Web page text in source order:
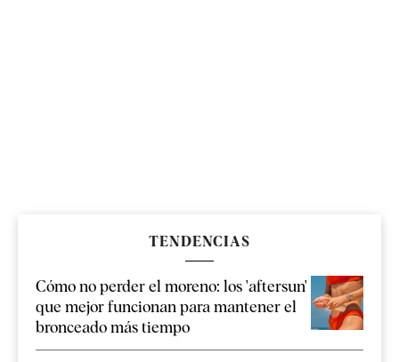
TENDENCIAS
Cómo no perder el moreno: los 'aftersun'
que mejor funcionan para mantener el
bronceado más tiempo